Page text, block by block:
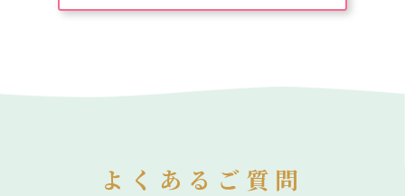
よくあるご質問